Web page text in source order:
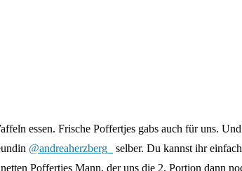
essen. Frische Poffertjes gabs auch für uns.
@andreaherzberg_
selber. Du kannst ihr
Poffertjes Mann, der uns die 2. Portion dann